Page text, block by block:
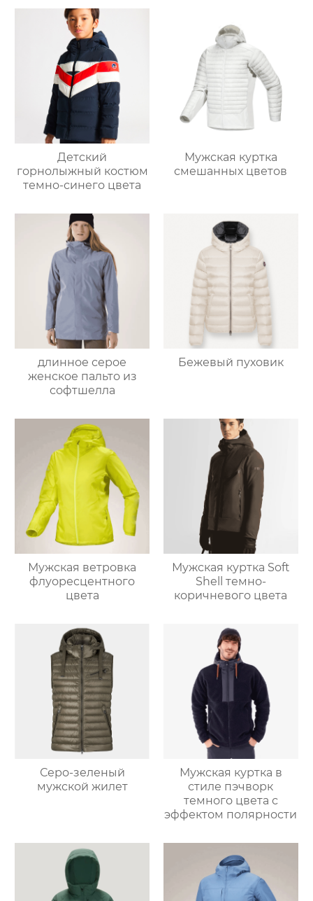
Детский
горнолыжный костюм
темно-синего цвета
Мужская куртка
смешанных цветов
длинное серое
женское пальто из
софтшелла
Бежевый пуховик
Мужская ветровка
флуоресцентного
цвета
Мужская куртка Soft
Shell темно-
коричневого цвета
Серо-зеленый
мужской жилет
Мужская куртка в
стиле пэчворк
темного цвета с
эффектом полярности